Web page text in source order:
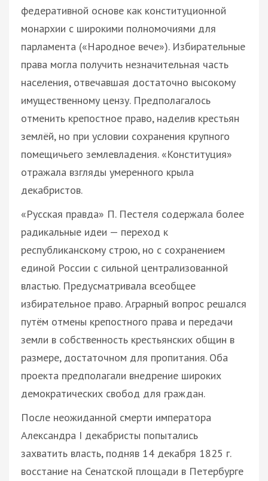
федеративной основе как конституционной
монархии с широкими полномочиями для
парламента («Народное вече»). Избирательные
права могла получить незначительная часть
населения, отвечавшая достаточно высокому
имущественному цензу. Предполагалось
отменить крепостное право, наделив крестьян
землёй, но при условии сохранения крупного
помещичьего землевладения. «Конституция»
отражала взгляды умеренного крыла
декабристов.
«Русская правда» П. Пестеля содержала более
радикальные идеи — переход к
республиканскому строю, но с сохранением
единой России с сильной централизованной
властью. Предусматривала всеобщее
избирательное право. Аграрный вопрос решался
путём отмены крепостного права и передачи
земли в собственность крестьянских общин в
размере, достаточном для пропитания. Оба
проекта предполагали внедрение широких
демократических свобод для граждан.
После неожиданной смерти императора
Александра I декабристы попытались
захватить власть, подняв 14 декабря 1825 г.
восстание на Сенатской площади в Петербурге